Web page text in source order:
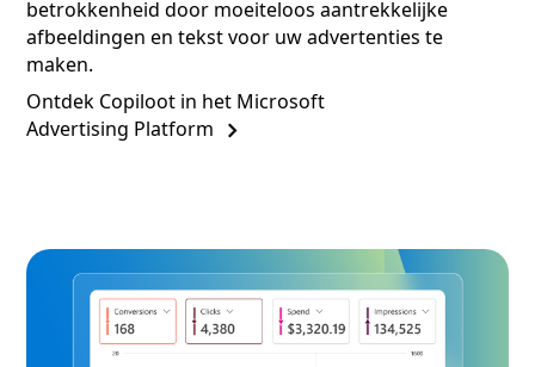
betrokkenheid door moeiteloos aantrekkelijke
afbeeldingen en tekst voor uw advertenties te
maken.
Ontdek Copiloot in het Microsoft
Advertising Platform